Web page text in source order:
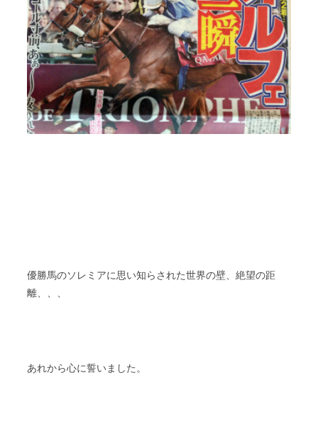
優勝馬のソレミアに思い知らされた世界の壁、絶望の距
離、、、
あれから心に誓いました。